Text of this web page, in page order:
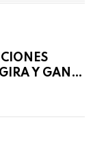
Y GANA